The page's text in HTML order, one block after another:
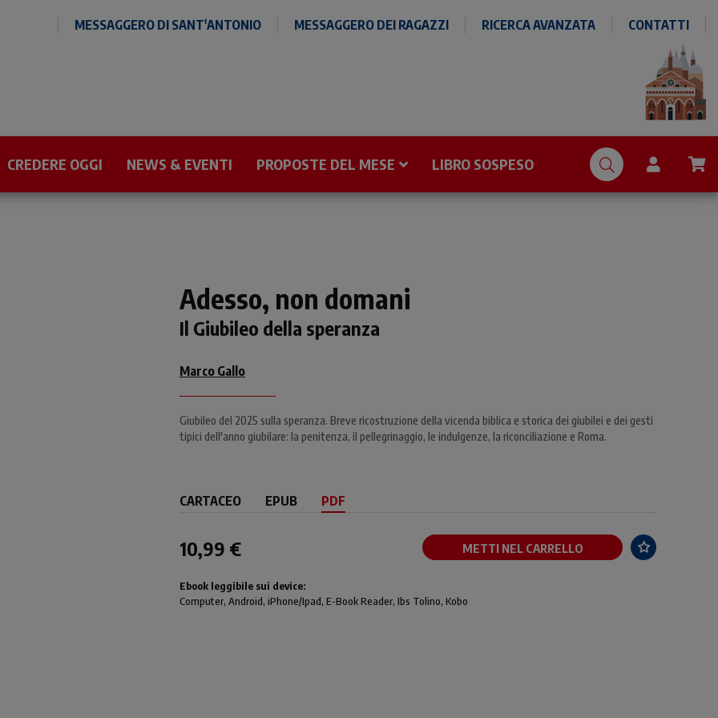
MESSAGGERO DI SANT'ANTONIO MESSAGGERO DEI RAGAZZI RICERCA AVANZATA CONTATTI
CREDERE OGGI NEWS & EVENTI PROPOSTE DEL MESE LIBRO SOSPESO
Adesso, non domani
Il Giubileo della speranza
Marco Gallo
Giubileo del 2025 sulla speranza. Breve ricostruzione della vicenda biblica e storica dei giubilei e dei gesti
tipici dell'anno giubilare: la penitenza, il pellegrinaggio, le indulgenze, la riconciliazione e Roma.
CARTACEO EPUB PDF
10,99 € METTI NEL CARRELLO
Ebook leggibile sui device:
Computer, Android, iPhone/Ipad, E-Book Reader, Ibs Tolino, Kobo